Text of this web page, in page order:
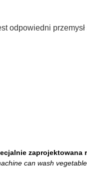
odpowiedni
zaprojektowana
can wash